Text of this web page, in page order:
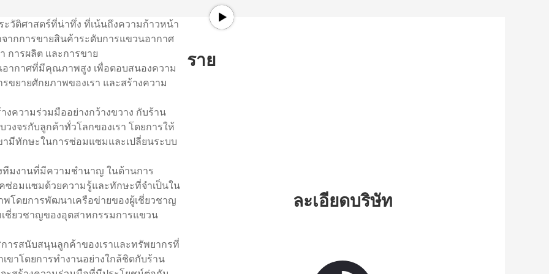
วัติศาสตร์ที่น่าทึ่ง ที่เน้นถึงความก้าวหน้า
ากการขายสินค้าระดับการแขวนอากาศ
การผลิต และการขาย
อากาศที่มีคุณภาพสูง เพื่อตอบสนองความ
ขยายศักยภาพของเรา และสร้างความ
งความร่วมมืออย่างกว้างขวาง กับร้าน
งจรกับลูกค้าทั่วโลกของเรา โดยการให้
มีทักษะในการซ่อมแซมและเปลี่ยนระบบ
ทีมงานที่มีความชํานาญ ในด้านการ
ซ่อมแซมด้วยความรู้และทักษะที่จําเป็นใน
โดยการพัฒนาเครือข่ายของผู้เชี่ยวชาญ
ชี่ยวชาญของอุตสาหกรรมการแขวน
ารสนับสนุนลูกค้าของเราและทรัพยากรที่
ขาโดยการทํางานอย่างใกล้ชิดกับร้าน
ราย
ละเอียดบริษัท